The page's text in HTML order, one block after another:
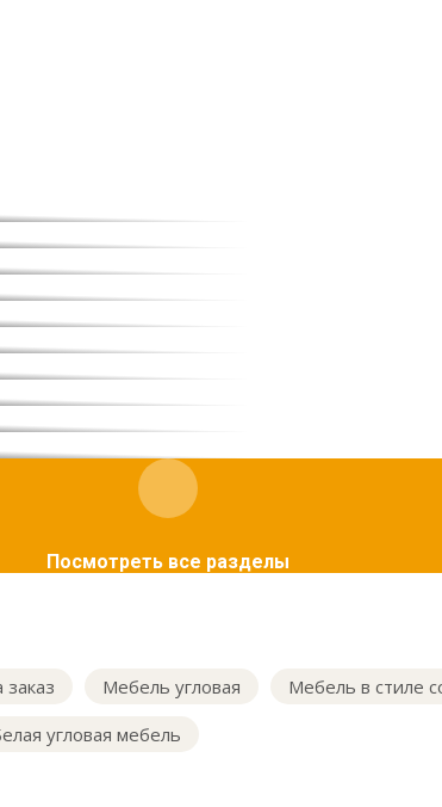
Посмотреть все разделы
Мебель угловая Мебель в стиле
угловая мебель